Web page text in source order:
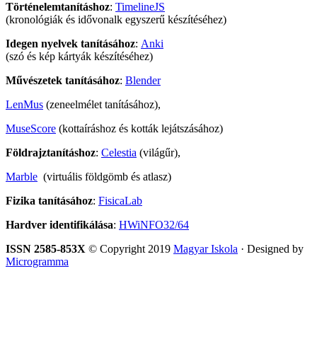
Történelemtanításhoz: TimelineJS
(kronológiák és idővonalk egyszerű készítéséhez)
Idegen nyelvek tanításához: Anki
(szó és kép kártyák készítéséhez)
Művészetek tanításához: Blender
LenMus (zeneelmélet tanításához),
MuseScore (kottaíráshoz és kották lejátszásához)
Földrajztanításhoz: Celestia (világűr),
Marble (virtuális földgömb és atlasz)
Fizika tanításához: FisicaLab
Hardver identifikálása: HWiNFO32/64
ISSN 2585-853X © Copyright 2019 Magyar Iskola · Designed by
Microgramma